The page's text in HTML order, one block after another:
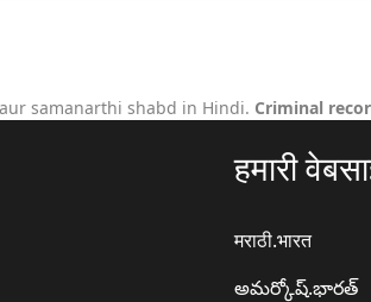
samanarthi shabd in Hindi. Criminal
हमारी
मराठी.भारत
అమర్కోష్.భారత్